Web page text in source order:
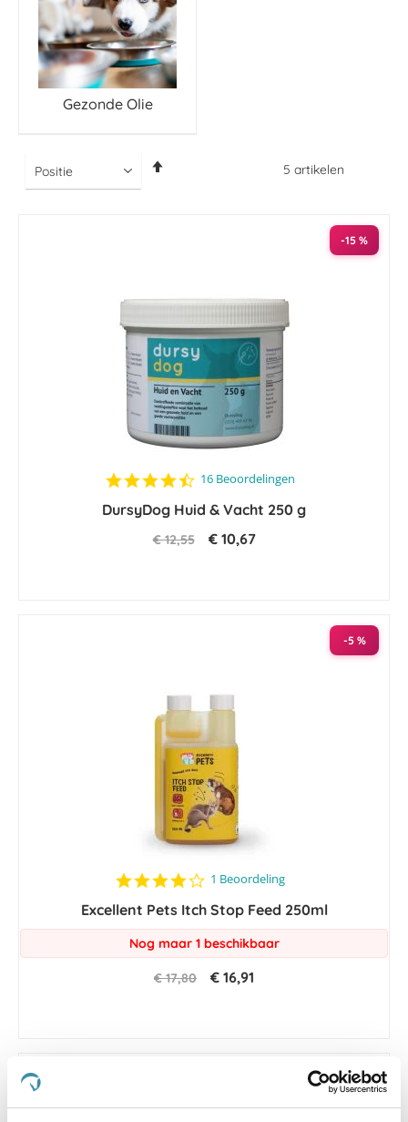
Gezonde Olie
5 artikelen
-15 %
4.7
rating
16 Beoordelingen
DursyDog Huid & Vacht 250 g
€ 12,55 € 10,67
-5 %
4.0
rating
1 Beoordeling
Excellent Pets Itch Stop Feed 250ml
Nog maar 1 beschikbaar
€ 17,80 € 16,91
-5 %